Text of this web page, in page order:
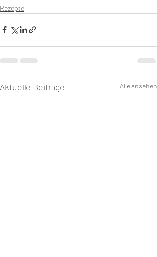
Rezepte
Aktuelle Beiträge Alle ansehen